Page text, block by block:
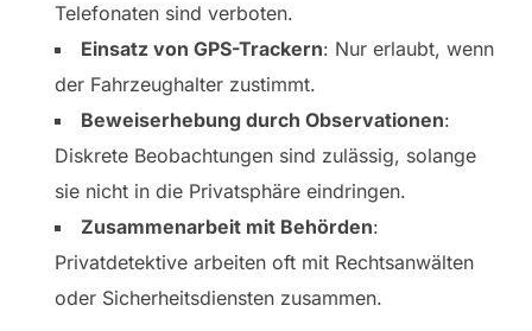
Telefonaten sind verboten.
Einsatz von GPS-Trackern: Nur erlaubt, wenn
der Fahrzeughalter zustimmt.
Beweiserhebung durch Observationen:
Diskrete Beobachtungen sind zulässig, solange
sie nicht in die Privatsphäre eindringen.
Zusammenarbeit mit Behörden:
Privatdetektive arbeiten oft mit Rechtsanwälten
oder Sicherheitsdiensten zusammen.